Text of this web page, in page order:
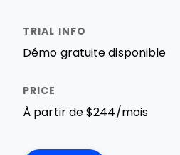
Démo gratuite disponible
À partir de $244/mois